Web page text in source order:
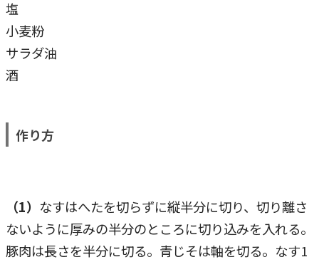
塩
小麦粉
サラダ油
酒
作り方
（1） なすはへたを切らずに縦半分に切り、切り離さ
ないように厚みの半分のところに切り込みを入れる。
豚肉は長さを半分に切る。青じそは軸を切る。なす1